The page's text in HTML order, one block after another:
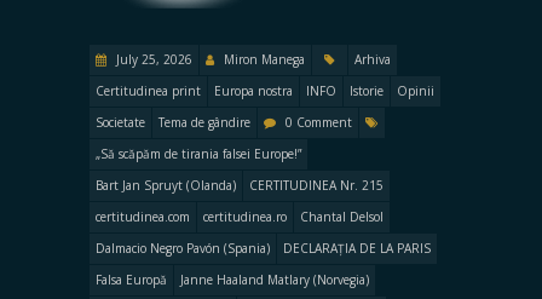
July 25, 2026 Miron Manega
Arhiva
Certitudinea print
Europa nostra INFO Istorie
Opinii
Societate
Tema de gândire
0 Comment
„Să scăpăm de tirania falsei Europe!”
Bart Jan Spruyt (Olanda)
CERTITUDINEA Nr. 215
certitudinea.com
certitudinea.ro
Chantal Delsol
Dalmacio Negro Pavón (Spania)
DECLARAȚIA DE LA PARIS
Falsa Europă
Janne Haaland Matlary (Norvegia)